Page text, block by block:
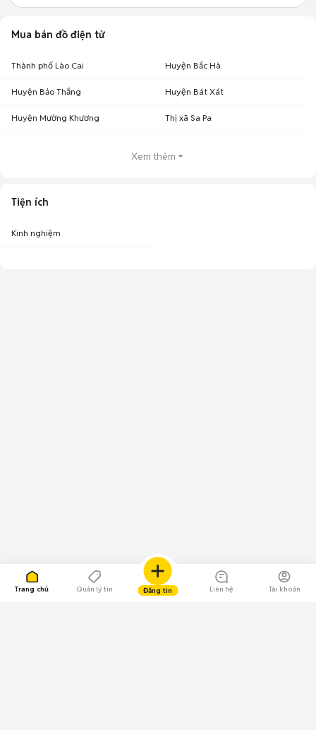
Trang chủ Quản lý tin Đăng tin Liên hệ Tài khoản
Mua bán đồ điện tử
Thành phố Lào Cai Huyện Bắc Hà
Huyện Bảo Thắng Huyện Bát Xát
Huyện Mường Khương Thị xã Sa Pa
Xem thêm
Tiện ích
Kinh nghiệm